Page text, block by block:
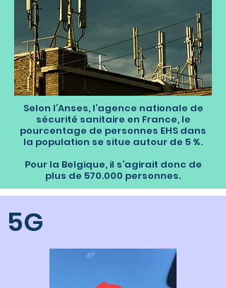
Selon l’Anses, l’agence nationale de
sécurité sanitaire en France, le
pourcentage de personnes EHS dans
la population se situe autour de 5 %.
Pour la Belgique, il s’agirait donc de
plus de 570.000 personnes.
5G